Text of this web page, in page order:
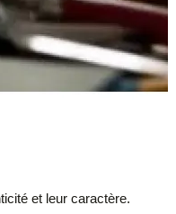
et leur caractère.